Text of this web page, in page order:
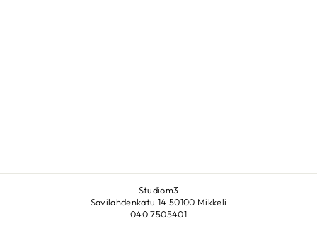
Studiom3
Savilahdenkatu 14 50100 Mikkeli
040 7505401